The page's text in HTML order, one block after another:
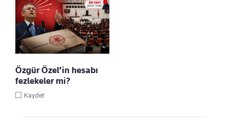
Özgür Özel’in hesabı
fezlekeler mi?
Kaydet